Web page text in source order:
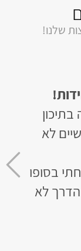
שלנו!
קשיים לא
בסופו
לא